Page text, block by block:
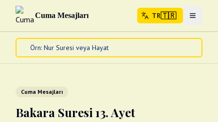
Cuma Mesajları TR🇹🇷 Menuyu
Ana Sayfa
Cuma Mesajları
Bakara Suresi 13. Ayet